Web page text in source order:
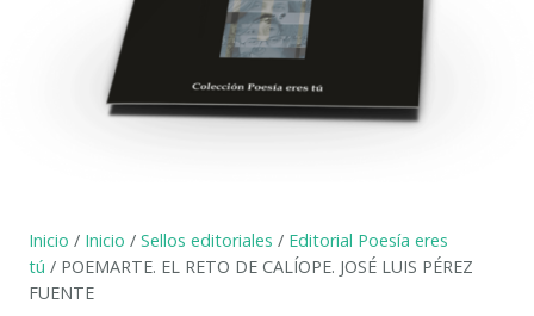
Inicio / Inicio / Sellos editoriales / Editorial Poesía eres
tú / POEMARTE. EL RETO DE CALÍOPE. JOSÉ LUIS PÉREZ
FUENTE